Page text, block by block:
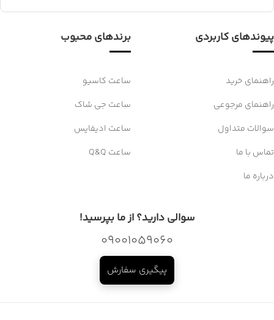
پیوندهای کاربردی
راهنمای خرید
راهنمای مرجوعی
سوالات متداول
تماس با ما
درباره ما
برندهای محبوب
ساعت کاسیو
ساعت جی شاک
ساعت ادیفایس
ساعت Q&Q
سوالی دارید؟ از ما بپرسید!
09001059060
پیگیری سفارش